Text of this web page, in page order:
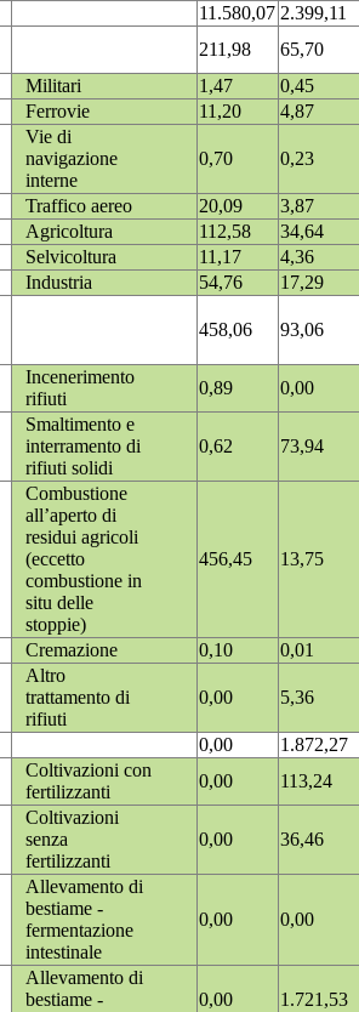
11.580,07 2.399,11
211,98
65,70
Militari
1,47
0,45
Ferrovie
11,20
4,87
Vie di
navigazione
interne
0,70 0,23
Traffico aereo 20,09
3,87
Agricoltura
112,58
34,64
Selvicoltura
11,17
4,36
Industria
54,76
17,29
458,06 93,06
Incenerimento
rifiuti
0,89
0,00
Smaltimento e
interramento di
rifiuti solidi
0,62 73,94
Combustione
all’aperto di
residui agricoli
(eccetto
combustione in
situ delle
stoppie)
456,45 13,75
Cremazione 0,10
0,01
Altro
trattamento di
rifiuti
0,00 5,36
0,00
1.872,27
Coltivazioni con
fertilizzanti
0,00
113,24
Coltivazioni
senza
fertilizzanti
0,00 36,46
Allevamento di
bestiame -
fermentazione
intestinale
0,00 0,00
Allevamento di
bestiame -
0,00 1.721,53